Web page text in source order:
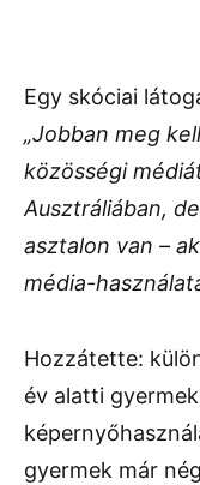
Egy skóciai
„Jobban meg
közösségi
Ausztráliában,
asztalon van –
média-
Hozzátette:
év alatti
gyermek már